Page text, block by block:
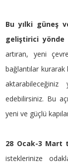
Bu yılki güneş
geliştirici yönde
artıran, yeni
bağlantılar kurarak
edebilirsiniz. Bu
yeni ve güçlü
28 Ocak-3 Mart
isteklerinize